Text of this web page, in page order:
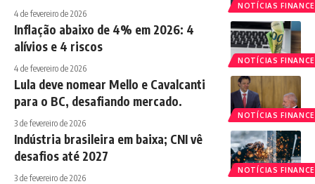
NOTÍCIAS
4 de fevereiro de 2026
NOTÍCIAS
Inflação abaixo de 4% em 2026: 4
alívios e 4 riscos
4 de fevereiro de 2026
NOTÍCIAS
Lula deve nomear Mello e Cavalcanti
para o BC, desafiando mercado.
3 de fevereiro de 2026
NOTÍCIAS
Indústria brasileira em baixa; CNI vê
desafios até 2027
3 de fevereiro de 2026